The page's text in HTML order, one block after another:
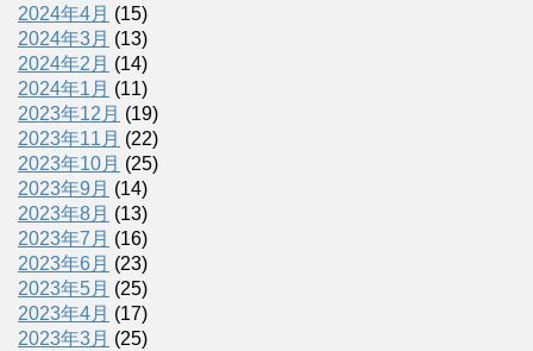
2024年4月 (15)
2024年3月 (13)
2024年2月 (14)
2024年1月 (11)
2023年12月 (19)
2023年11月 (22)
2023年10月 (25)
2023年9月 (14)
2023年8月 (13)
2023年7月 (16)
2023年6月 (23)
2023年5月 (25)
2023年4月 (17)
2023年3月 (25)